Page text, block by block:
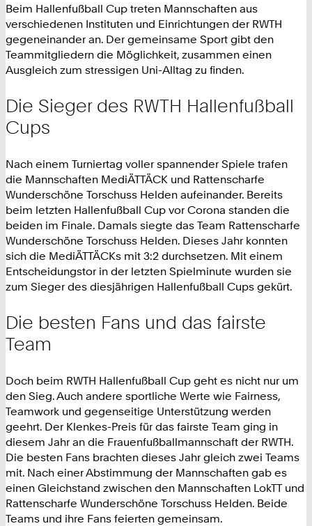
Beim Hallenfußball Cup treten Mannschaften aus
verschiedenen Instituten und Einrichtungen der RWTH
gegeneinander an. Der gemeinsame Sport gibt den
Teammitgliedern die Möglichkeit, zusammen einen
Ausgleich zum stressigen Uni-Alltag zu finden.
Die Sieger des RWTH Hallenfußball
Cups
Nach einem Turniertag voller spannender Spiele trafen
die Mannschaften MediÄTTÄCK und Rattenscharfe
Wunderschöne Torschuss Helden aufeinander. Bereits
beim letzten Hallenfußball Cup vor Corona standen die
beiden im Finale. Damals siegte das Team Rattenscharfe
Wunderschöne Torschuss Helden. Dieses Jahr konnten
sich die MediÄTTÄCKs mit 3:2 durchsetzen. Mit einem
Entscheidungstor in der letzten Spielminute wurden sie
zum Sieger des diesjährigen Hallenfußball Cups gekürt.
Die besten Fans und das fairste
Team
Doch beim RWTH Hallenfußball Cup geht es nicht nur um
den Sieg. Auch andere sportliche Werte wie Fairness,
Teamwork und gegenseitige Unterstützung werden
geehrt. Der Klenkes-Preis für das fairste Team ging in
diesem Jahr an die Frauenfußballmannschaft der RWTH.
Die besten Fans brachten dieses Jahr gleich zwei Teams
mit. Nach einer Abstimmung der Mannschaften gab es
einen Gleichstand zwischen den Mannschaften LokTT und
Rattenscharfe Wunderschöne Torschuss Helden. Beide
Teams und ihre Fans feierten gemeinsam.